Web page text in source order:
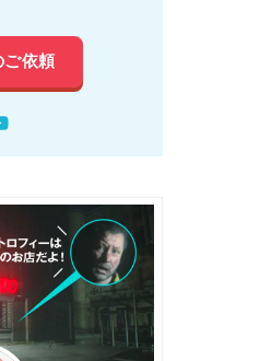
ご依頼